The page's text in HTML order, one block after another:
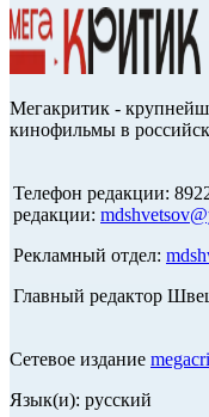
Мегакритик -
кинофильмы в
Телефон редакции:
редакции:
Рекламный отдел:
Главный редактор
Сетевое издание
Язык(и): русский